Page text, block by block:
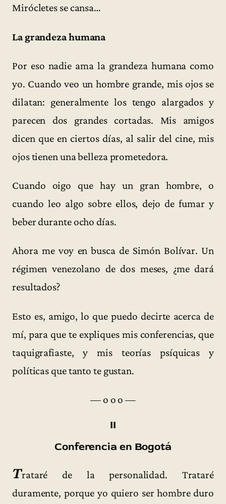
Mirócletes se cansa…
La grandeza humana
Por eso nadie ama la grandeza humana como
yo. Cuando veo un hombre grande, mis ojos se
dilatan: generalmente los tengo alargados y
parecen dos grandes cortadas. Mis amigos
dicen que en ciertos días, al salir del cine, mis
ojos tienen una belleza prometedora.
Cuando oigo que hay un gran hombre, o
cuando leo algo sobre ellos, dejo de fumar y
beber durante ocho días.
Ahora me voy en busca de Simón Bolívar. Un
régimen venezolano de dos meses, ¿me dará
resultados?
Esto es, amigo, lo que puedo decirte acerca de
mí, para que te expliques mis conferencias, que
taquigrafiaste, y mis teorías psíquicas y
políticas que tanto te gustan.
— o o o —
II
Conferencia en Bogotá
Trataré de la personalidad. Trataré
duramente, porque yo quiero ser hombre duro